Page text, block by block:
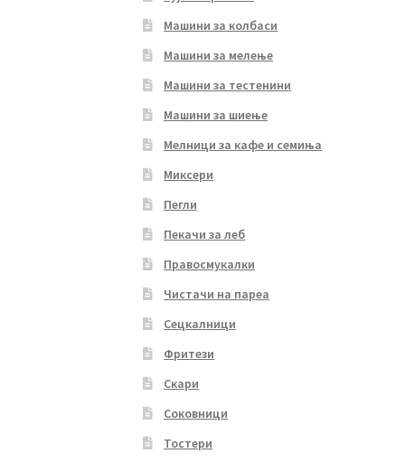
Машини за колбаси
Машини за мелење
Машини за тестенини
Машини за шиење
Мелници за кафе и семиња
Миксери
Пегли
Пекачи за леб
Правосмукалки
Чистачи на пареа
Сецкалници
Фритези
Скари
Соковници
Тостери